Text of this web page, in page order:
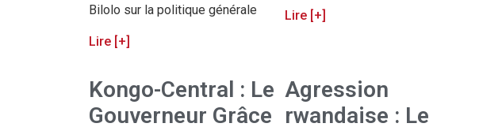
Bilolo sur la politique générale
Lire [+]
Lire [+]
Kongo-Central : Le
Gouverneur Grâce
Agression
rwandaise : Le